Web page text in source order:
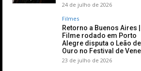
24 de julho de 2026
Filmes
Retorno a Buenos Aires |
Filme rodado em Porto
Alegre disputa o Leão de
Ouro no Festival de
23 de julho de 2026